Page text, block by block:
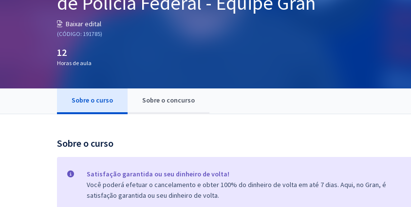
Baixar edital
(CÓDIGO: 191785)
12
Horas de aula
Sobre o curso Sobre o concurso
Sobre o curso
Satisfação garantida ou seu dinheiro de volta!
Você poderá efetuar o cancelamento e obter 100% do dinheiro de volta em até 7 dias. Aqui, no Gran, é
satisfação garantida ou seu dinheiro de volta.